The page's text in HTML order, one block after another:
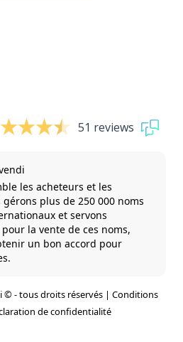
51 reviews
les acheteurs et les
plus de 250 000 noms
et servons
la vente de ces noms,
un bon accord pour
- tous droits réservés | Conditions
de confidentialité